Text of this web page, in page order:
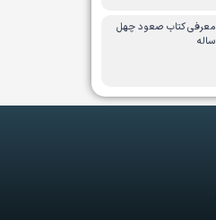
معرفی کتاب صعود چهل
ساله